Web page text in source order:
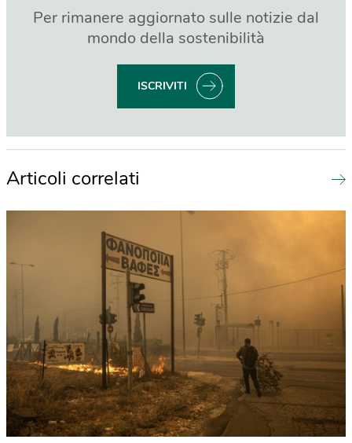
Per rimanere aggiornato sulle notizie dal
mondo della sostenibilità
ISCRIVITI
Articoli correlati